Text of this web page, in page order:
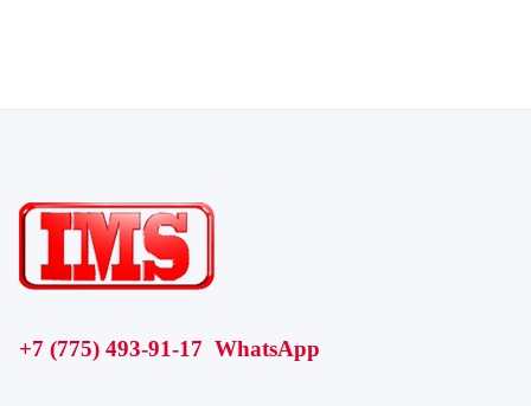
+7 (775) 493-91-17 WhatsApp